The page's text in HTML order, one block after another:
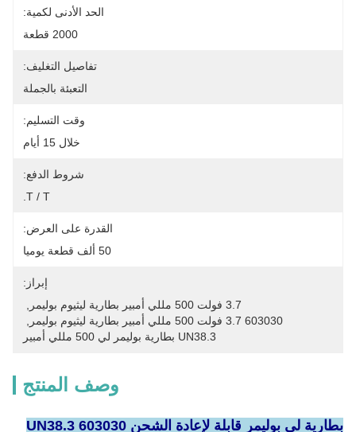
الحد الأدنى لكمية:
2000 قطعة
تفاصيل التغليف:
التعبئة بالجملة
وقت التسليم:
خلال 15 أيام
شروط الدفع:
T / T.
القدرة على العرض:
50 ألف قطعة يوميا
إبراز:
3.7 فولت 500 مللي أمبير بطارية ليثيوم بوليمر
603030 3.7 فولت 500 مللي أمبير بطارية ليثيوم بوليمر
UN38.3 بطارية بوليمر لي 500 مللي أمبير
وصف المنتج
بطارية لي بوليمر قابلة لإعادة الشحن UN38.3 603030